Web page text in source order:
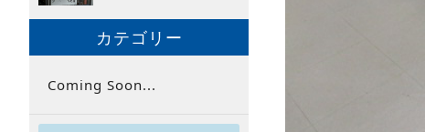
カテゴリー
Coming Soon...